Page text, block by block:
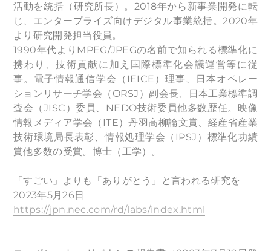
活動を統括（研究所長）。2018年から新事業開発に転
じ、エンタープライズ向けデジタル事業統括。2020年
より研究開発担当役員。
1990年代よりMPEG/JPEGの名前で知られる標準化に
携わり、技術貢献に加え国際標準化会議運営等に従
事。電子情報通信学会（IEICE）理事、日本オペレー
ションリサーチ学会（ORSJ）副会長、日本工業標準調
査会（JISC）委員、NEDO技術委員他多数歴任。映像
情報メディア学会（ITE）丹羽高柳論文賞、経産省産業
技術環境局長表彰、情報処理学会（IPSJ）標準化功績
賞他多数の受賞。博士（工学）。
「すごい」よりも「ありがとう」と言われる研究を
2023年5月26日
https://jpn.nec.com/rd/labs/index.html